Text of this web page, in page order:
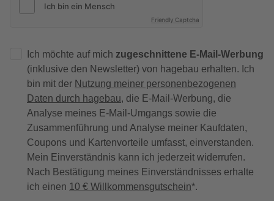
Friendly Captcha
Ich möchte auf mich zugeschnittene E-Mail-Werbung
(inklusive den Newsletter) von hagebau erhalten. Ich
bin mit der Nutzung meiner personenbezogenen
Daten durch hagebau, die E-Mail-Werbung, die
Analyse meines E-Mail-Umgangs sowie die
Zusammenführung und Analyse meiner Kaufdaten,
Coupons und Kartenvorteile umfasst, einverstanden.
Mein Einverständnis kann ich jederzeit widerrufen.
Nach Bestätigung meines Einverständnisses erhalte
ich einen 10 € Willkommensgutschein*.